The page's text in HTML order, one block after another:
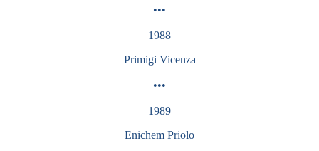
•••
1988
Primigi Vicenza
•••
1989
Enichem Priolo